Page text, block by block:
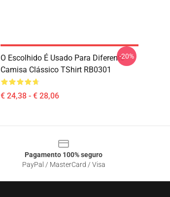
O Escolhido É Usado Para Diferente
Camisa Clássico TShirt RB0301
€ 24,38 - € 28,06
-20%
Pagamento 100% seguro
PayPal / MasterCard / Visa